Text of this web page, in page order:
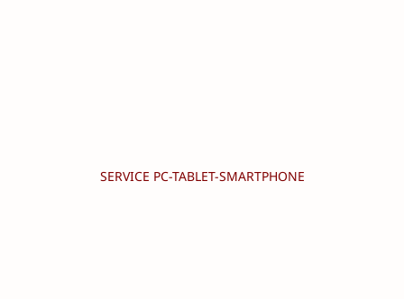
SERVICE PC-TABLET-SMARTPHONE